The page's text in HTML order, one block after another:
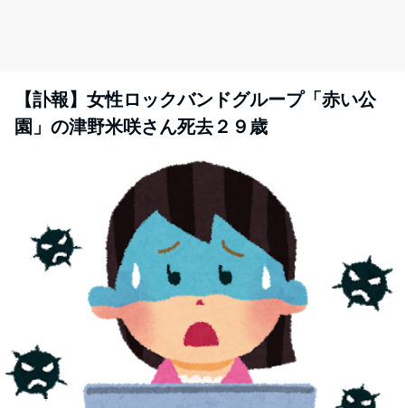
【訃報】女性ロックバンドグループ「赤い公
園」の津野米咲さん死去２９歳